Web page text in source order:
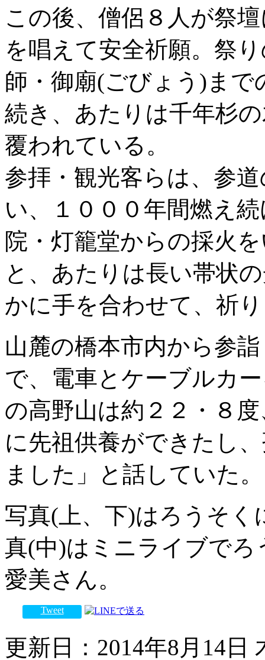
この後、僧侶８人が祭
を唱えて安全祈願。祭
師・御廟(ごびょう)ま
続き、あたりは千年杉
覆われている。
参拝・観光客らは、参
い、１０００年間燃え
院・灯籠堂からの採火
と、あたりは長い帯状
かに手を合わせて、祈
山麓の橋本市内から参
で、電車とケーブルカ
の高野山は約２２・８
に先祖供養ができたし
ました」と話していた。
写真(上、下)はろうそく
真(中)はミニライブで
愛美さん。
Tweet
更新日：2014年8月14日